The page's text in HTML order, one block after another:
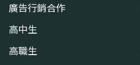
廣告行銷合作
高中生
高職生